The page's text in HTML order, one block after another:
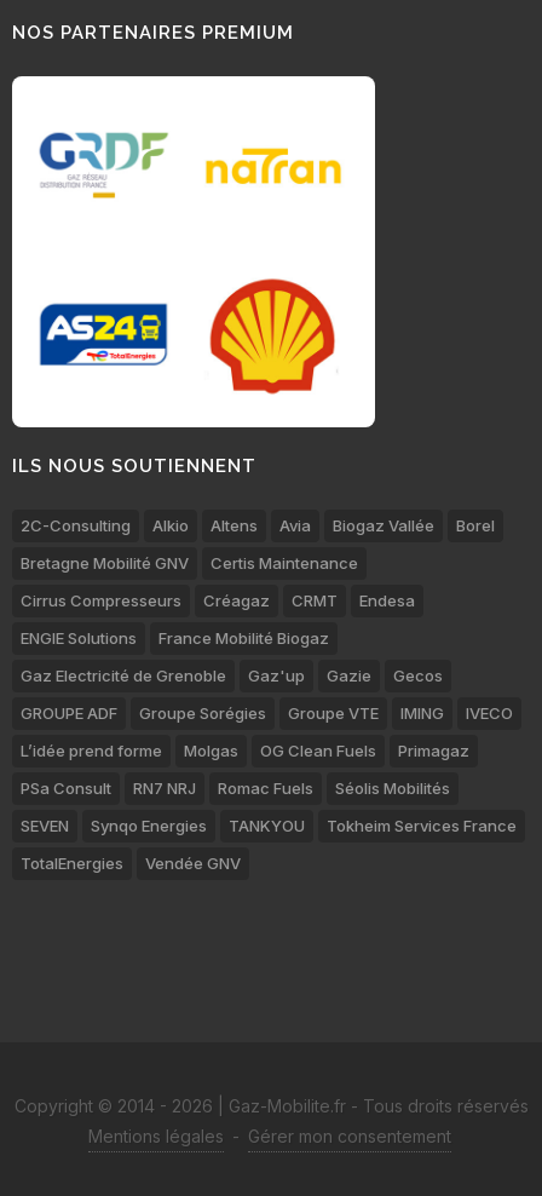
NOS PARTENAIRES PREMIUM
ILS NOUS SOUTIENNENT
2C-Consulting Alkio Altens Avia Biogaz Vallée
Borel
Bretagne Mobilité GNV
Certis Maintenance
Cirrus Compresseurs
Créagaz CRMT
Endesa
ENGIE Solutions
France Mobilité Biogaz
Gaz Electricité de Grenoble
Gaz'up Gazie
Gecos
GROUPE ADF
Groupe Sorégies Groupe VTE IMING
IVECO
L’idée prend forme
Molgas OG Clean Fuels
Primagaz
PSa Consult
RN7 NRJ Romac Fuels
Séolis Mobilités
SEVEN
Synqo Energies TANKYOU
Tokheim Services France
TotalEnergies
Vendée GNV
Copyright © 2014 - 2026 | Gaz-Mobilite.fr - Tous droits réservés
Mentions légales - Gérer mon consentement